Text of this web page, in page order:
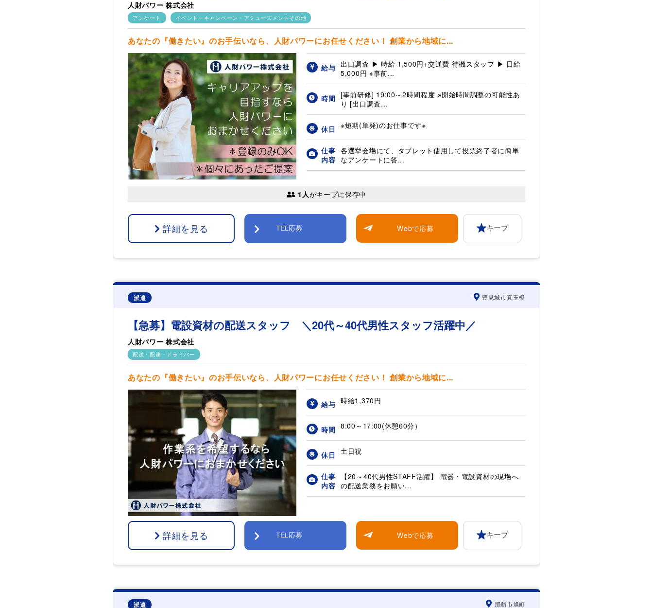
人財パワー 株式会社
アンケート イベント・キャンペーン・アミューズメントその他
あなたの『働きたい』のお手伝いなら、人財パワーにお任せください！ 創業から地域に...
給与 出口調査 ▶ 時給 1,500円+交通費 待機スタッフ ▶ 日給
5,000円 ※事前...
時間 [事前研修] 19:00～2時間程度 ※開始時間調整の可能性あ
り [出口調査...
休日 ※短期(単発)のお仕事です※
仕事
内容
各選挙会場にて、タブレット使用して投票終了者に簡単
なアンケートに答...
1人がキープに保存中
詳細を見る TEL応募 Webで応募 キープ
派遣 豊見城市真玉橋
【急募】電設資材の配送スタッフ ＼20代～40代男性スタッフ活躍中／
人財パワー 株式会社
配送・配達・ドライバー
あなたの『働きたい』のお手伝いなら、人財パワーにお任せください！ 創業から地域に...
給与 時給1,370円
時間 8:00～17:00(休憩60分）
休日 土日祝
仕事
内容
【20～40代男性STAFF活躍】 電器・電設資材の現場へ
の配送業務をお願い...
詳細を見る TEL応募 Webで応募 キープ
派遣 那覇市旭町